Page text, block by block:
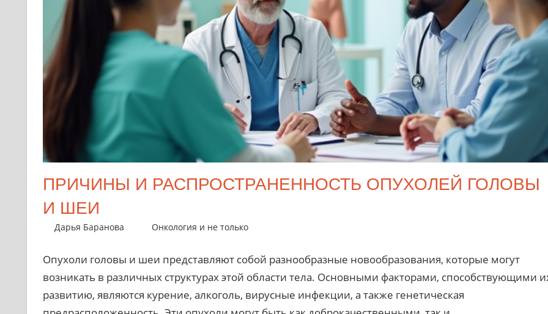
ПРИЧИНЫ И РАСПРОСТРАНЕННОСТЬ ОПУХОЛЕЙ ГОЛОВЫ
И ШЕИ
17 октября 2024
Дарья Баранова Онкология и не только
Опухоли головы и шеи представляют собой разнообразные новообразования, которые могут
возникать в различных структурах этой области тела. Основными факторами, способствующими
развитию, являются курение, алкоголь, вирусные инфекции, а также генетическая